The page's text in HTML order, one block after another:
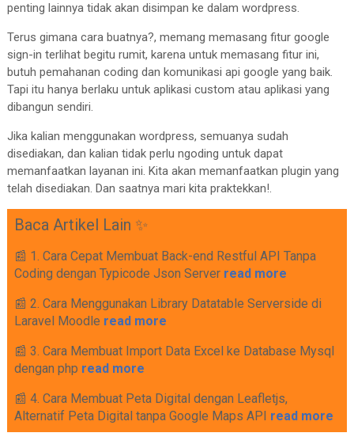
penting lainnya tidak akan disimpan ke dalam wordpress.
Terus gimana cara buatnya?, memang memasang fitur google
sign-in terlihat begitu rumit, karena untuk memasang fitur ini,
butuh pemahanan coding dan komunikasi api google yang baik.
Tapi itu hanya berlaku untuk aplikasi custom atau aplikasi yang
dibangun sendiri.
Jika kalian menggunakan wordpress, semuanya sudah
disediakan, dan kalian tidak perlu ngoding untuk dapat
memanfaatkan layanan ini. Kita akan memanfaatkan plugin yang
telah disediakan. Dan saatnya mari kita praktekkan!.
Baca Artikel Lain ✨
📰 1. Cara Cepat Membuat Back-end Restful API Tanpa
Coding dengan Typicode Json Server read more
📰 2. Cara Menggunakan Library Datatable Serverside di
Laravel Moodle read more
📰 3. Cara Membuat Import Data Excel ke Database Mysql
dengan php read more
📰 4. Cara Membuat Peta Digital dengan Leafletjs,
Alternatif Peta Digital tanpa Google Maps API read more